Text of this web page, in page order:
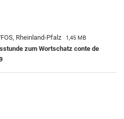
Rheinland-Pfalz 1,45 MB
zum Wortschatz conte de